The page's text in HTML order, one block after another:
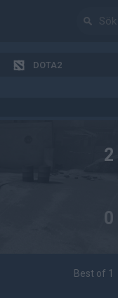
DOTA2
2
0
Best of 1